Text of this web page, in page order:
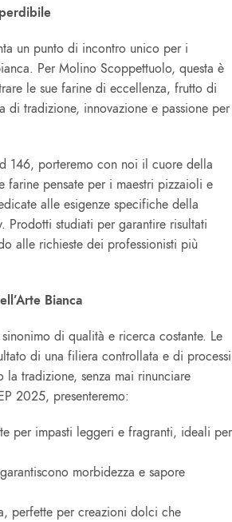
un punto di incontro unico per i
Per Molino Scoppettuolo, questa è
le sue farine di eccellenza, frutto di
di tradizione, innovazione e passione per
146, porteremo con noi il cuore della
farine pensate per i maestri pizzaioli e
alle esigenze specifiche della
Prodotti studiati per garantire risultati
alle richieste dei professionisti più
Bianca
di qualità e ricerca costante. Le
di una filiera controllata e di processi
la tradizione, senza mai rinunciare
2025, presenteremo:
per impasti leggeri e fragranti, ideali per
morbidezza e sapore
perfette per creazioni dolci che